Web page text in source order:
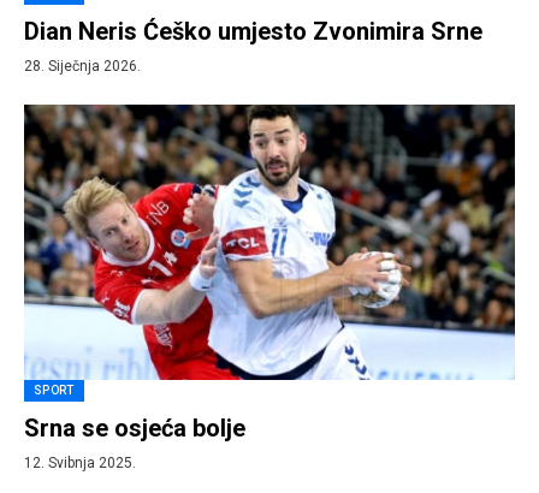
Dian Neris Ćeško umjesto Zvonimira Srne
28. Siječnja 2026.
SPORT
Srna se osjeća bolje
12. Svibnja 2025.